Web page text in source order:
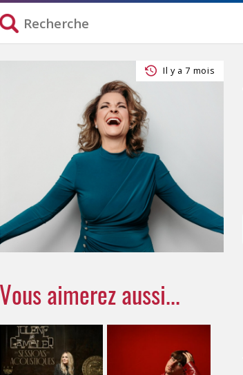
Il y a 7 mois
Vous aimerez aussi...